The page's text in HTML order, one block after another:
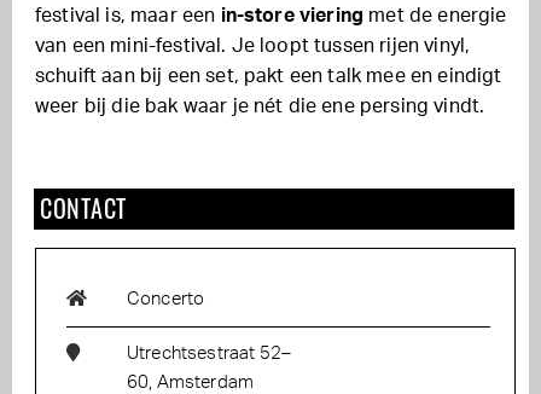
festival is, maar een in-store viering met de energie
van een mini-festival. Je loopt tussen rijen vinyl,
schuift aan bij een set, pakt een talk mee en eindigt
weer bij die bak waar je nét die ene persing vindt.
CONTACT
Concerto
Utrechtsestraat 52–
60, Amsterdam